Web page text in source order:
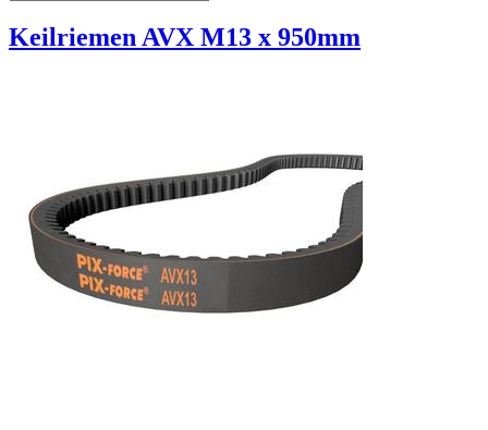
Keilriemen AVX M13 x 950mm